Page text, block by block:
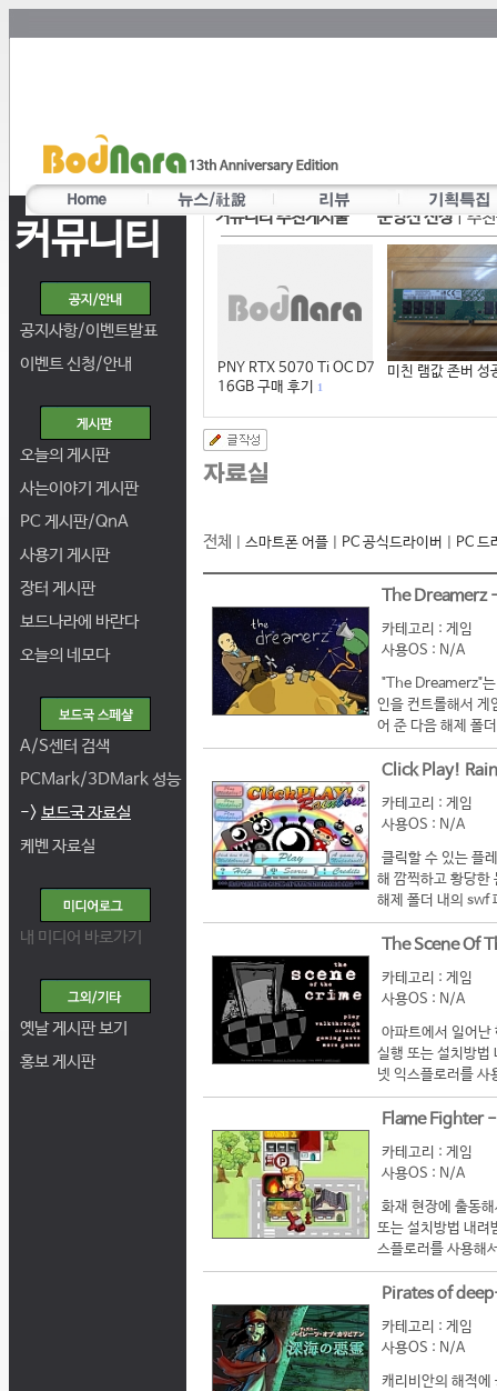
커뮤니티
공지사항/이벤트발표
이벤트 신청/안내
오늘의 게시판
사는이야기 게시판
PC 게시판/QnA
사용기 게시판
장터 게시판
보드나라에 바란다
오늘의 네모다
A/S센터 검색
PCMark/3DMark 성능
-> 보드국 자료실
케벤 자료실
내 미디어 바로가기
옛날 게시판 보기
홍보 게시판
커뮤니티 추천게시물 운영진 선정|추
PNY RTX 5070 Ti OC D7
16GB 구매 후기
1
미친 램값 존버 성
전체 스마트폰 어플 PC 공식드라이버 PC 드
The Dreamerz -
카테고리 : 게임
사용OS : N/A
"The Dreamerz"는
인을 컨트롤해서 게
어 준 다음 해제 폴
Click Play!
카테고리 : 게임
사용OS : N/A
클릭할 수 있는 플
해 깜찍하고 황당한
해제 폴더 내의 swf
The Scene Of
카테고리 : 게임
사용OS : N/A
아파트에서 일어
실행 또는 설치방법
넷 익스플로러를
Flame Fighter -
카테고리 : 게임
사용OS : N/A
화재 현장에 출동
또는 설치방법 내려
스플로러를 사용해
Pirates of
카테고리 : 게임
사용OS : N/A
캐리비안의 해적